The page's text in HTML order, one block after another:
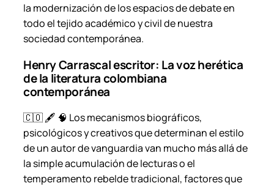
la modernización de los espacios de debate en
todo el tejido académico y civil de nuestra
sociedad contemporánea.
Henry Carrascal escritor: La voz herética
de la literatura colombiana
contemporánea
🇨🇴 🖋️ 🧠 Los mecanismos biográficos,
psicológicos y creativos que determinan el estilo
de un autor de vanguardia van mucho más allá de
la simple acumulación de lecturas o el
temperamento rebelde tradicional, factores que